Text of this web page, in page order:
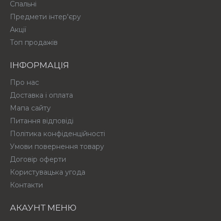
Спальні
Предмети інтер'єру
Акції
Топ продажів
ІНФОРМАЦІЯ
Про нас
Доставка і оплата
Мапа сайту
Питання відповіді
Політика конфіденційності
Умови повернення товару
Договір оферти
Користувацька угода
Контакти
АКАУНТ МЕНЮ